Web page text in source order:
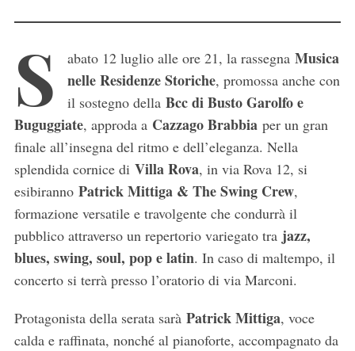
S abato 12 luglio alle ore 21, la rassegna Musica
nelle Residenze Storiche, promossa anche con
il sostegno della Bcc di Busto Garolfo e
Buguggiate, approda a Cazzago Brabbiaper un gran
finale all’insegna del ritmo e dell’eleganza. Nella
splendida cornice di Villa Rova, in via Rova 12, si
esibiranno Patrick Mittiga & The Swing Crew,
formazione versatile e travolgente che condurrà il
pubblico attraverso un repertorio variegato tra jazz,
blues, swing, soul, pop e latin. In caso di maltempo, il
concerto si terrà presso l’oratorio di via Marconi.
Protagonista della serata sarà Patrick Mittiga, voce
calda e raffinata, nonché al pianoforte, accompagnato da